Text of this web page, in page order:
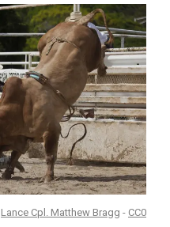
Lance Cpl. Matthew Bragg - CC0